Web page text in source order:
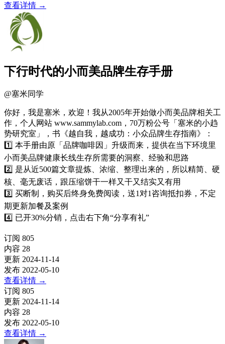
查看详情 →
下行时代的小而美品牌生存手册
@塞米同学
你好，我是塞米，欢迎！我从2005年开始做小而美品牌相关工
作，个人网站 www.sammylab.com，70万粉公号「塞米的小趋
势研究室」，书《越自我，越成功：小众品牌生存指南》：
1️⃣ 本手册由原「品牌咖啡因」升级而来，提供在当下环境里
小而美品牌健康长线生存所需要的洞察、经验和思路
2️⃣ 是从近500篇文章提炼、浓缩、整理出来的，所以精简、硬
核、毫无废话，跟压缩饼干一样又干又结实又有用
3️⃣ 买断制，购买后终身免费阅读，送1对1咨询抵扣券，不定
期更新加餐及案例
4️⃣ 已开30%分销，点击右下角“分享有礼”
订阅 805
内容 28
更新 2024-11-14
发布 2022-05-10
查看详情 →
订阅 805
更新 2024-11-14
内容 28
发布 2022-05-10
查看详情 →